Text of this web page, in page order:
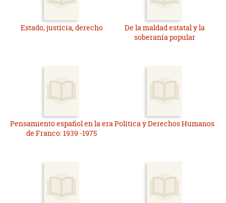
Estado, justicia, derecho
De la maldad estatal y la
soberanía popular
Pensamiento español en la era
de Franco: 1939 -1975
Política y Derechos Humanos